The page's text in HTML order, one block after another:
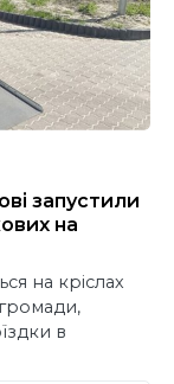
запустили
на
на кріслах
в